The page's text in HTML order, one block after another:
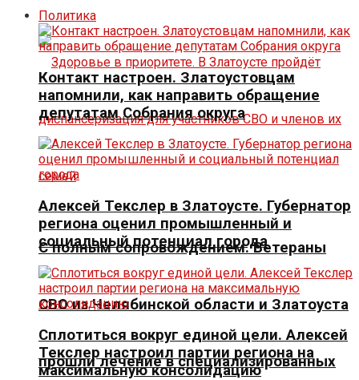
С полным сопровождением. Ветераны
СВО из Челябинской области и Златоуста
прошли лечение в специализированных
Политика
Контакт настроен. Златоустовцам
напомнили, как направить обращение
депутатам Собрания округа
Алексей Текслер в Златоусте. Губернатор
региона оценил промышленный и
социальный потенциал города
Сплотиться вокруг единой цели. Алексей
Текслер настроил партии региона на
максимальную консолидацию